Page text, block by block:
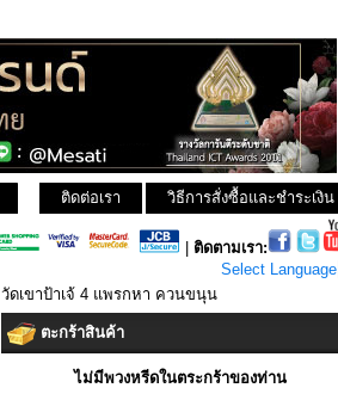
วิธีการสั่งซื้อและชำระเงิน
ติดต่อเรา
ติดตามเรา:
Select Language
วัดเขาป้าเจ้ 4 แพรกหา ควนขนุน
ตะกร้าสินค้า
ไม่มีพวงหรีดในตระกร้าของท่าน